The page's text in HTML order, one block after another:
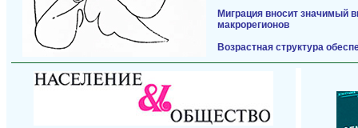
Миграция вносит значимый
макрорегионов
Возрастная структура